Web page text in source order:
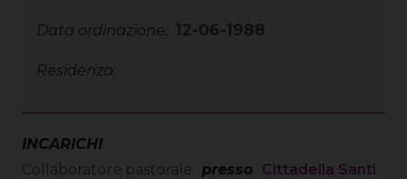
Data ordinazione: 12-06-1988
Residenza:
INCARICHI
Collaboratore pastorale
presso Cittadella Santi